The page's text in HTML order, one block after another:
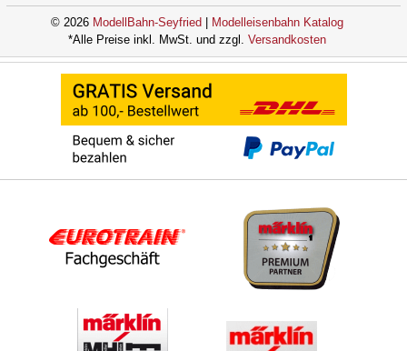
© 2026 ModellBahn-Seyfried
Modelleisenbahn Katalog
*Alle Preise inkl. MwSt. und zzgl. Versandkosten